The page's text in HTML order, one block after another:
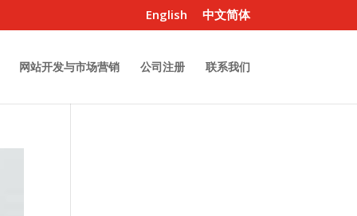
English 中文简体
网站开发与市场营销 公司注册 联系我们